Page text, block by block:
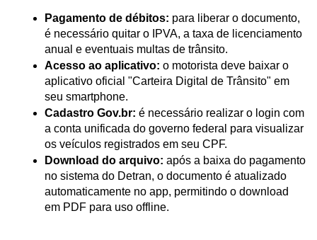
Pagamento de débitos: para liberar o documento,
é necessário quitar o IPVA, a taxa de licenciamento
anual e eventuais multas de trânsito.
Acesso ao aplicativo: o motorista deve baixar o
aplicativo oficial "Carteira Digital de Trânsito" em
seu smartphone.
Cadastro Gov.br: é necessário realizar o login com
a conta unificada do governo federal para visualizar
os veículos registrados em seu CPF.
Download do arquivo: após a baixa do pagamento
no sistema do Detran, o documento é atualizado
automaticamente no app, permitindo o download
em PDF para uso offline.